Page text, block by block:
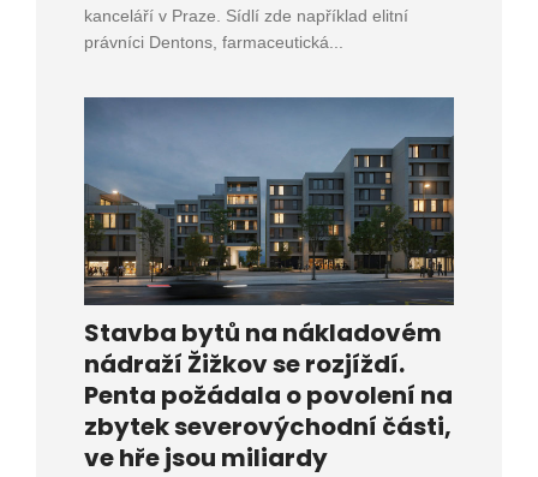
kanceláří v Praze. Sídlí zde například elitní
právníci Dentons, farmaceutická...
Stavba bytů na nákladovém
nádraží Žižkov se rozjíždí.
Penta požádala o povolení na
zbytek severovýchodní části,
ve hře jsou miliardy